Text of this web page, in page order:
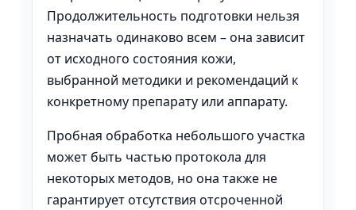
Продолжительность подготовки нельзя
назначать одинаково всем – она зависит
от исходного состояния кожи,
выбранной методики и рекомендаций к
конкретному препарату или аппарату.
Пробная обработка небольшого участка
может быть частью протокола для
некоторых методов, но она также не
гарантирует отсутствия отсроченной